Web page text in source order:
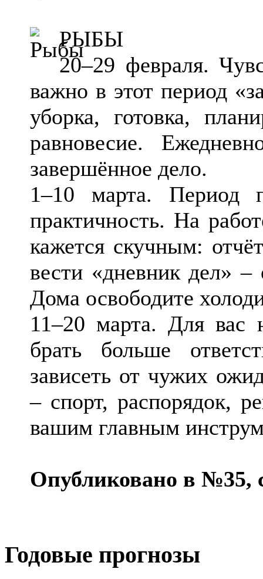
РЫБЫ
20–29 февраля.
важно в этот период
уборка, готовка,
равновесие.
завершённое дело.
1–10 марта. Период
практичность. На
кажется скучным:
вести «дневник дел»
Дома освободите
11–20 марта. Для вас
брать больше
зависеть от чужих
– спорт, распорядок,
вашим главным
Опубликовано в №35,
Годовые прогнозы